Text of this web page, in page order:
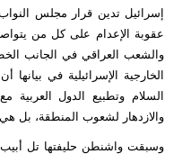
إسرائيل تدين قرار مجلس
عقوبة الإعدام على كل من
والشعب العراقي في الجانب
الخارجية الإسرائيلية في
السلام وتطبيع الدول العربية
والازدهار لشعوب المنطقة، بل
وسبقت واشنطن حليفتها تل